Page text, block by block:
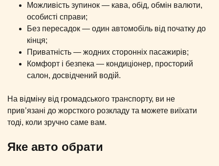
Можливість зупинок — кава, обід, обмін валюти,
особисті справи;
Без пересадок — один автомобіль від початку до
кінця;
Приватність — жодних сторонніх пасажирів;
Комфорт і безпека — кондиціонер, просторий
салон, досвідчений водій.
На відміну від громадського транспорту, ви не
прив’язані до жорсткого розкладу та можете виїхати
тоді, коли зручно саме вам.
Яке авто обрати